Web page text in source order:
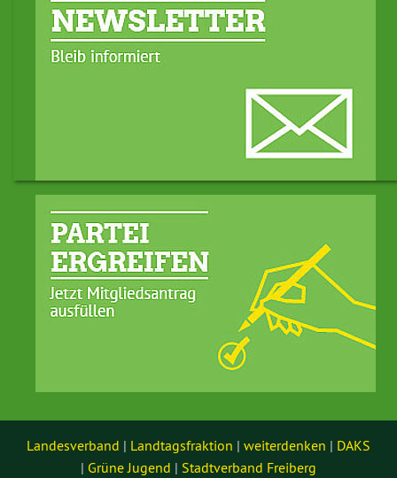
Landesverband | Landtagsfraktion | weiterdenken | DAKS
| Grüne Jugend | Stadtverband Freiberg